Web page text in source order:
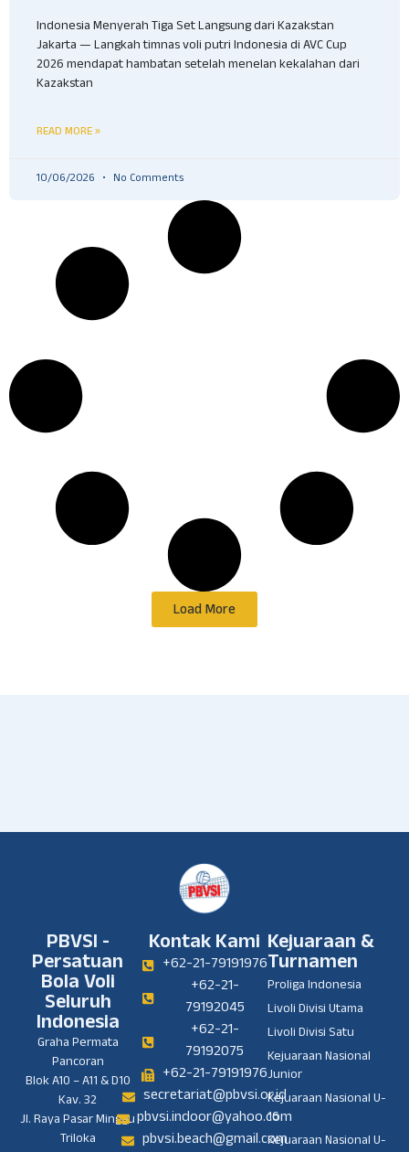
Indonesia Menyerah Tiga Set Langsung dari Kazakstan
Jakarta — Langkah timnas voli putri Indonesia di AVC Cup
2026 mendapat hambatan setelah menelan kekalahan dari
Kazakstan
READ MORE »
10/06/2026 No Comments
Load More
PBVSI -
Persatuan
Bola Voli
Seluruh
Indonesia
Graha Permata
Pancoran
Blok A10 – A11 & D10
Kav. 32
Jl. Raya Pasar Minggu
Triloka
Kontak Kami
+62-21-79191976
+62-21-
79192045
+62-21-
79192075
+62-21-79191976
secretariat@pbvsi.or.id
pbvsi.indoor@yahoo.com
pbvsi.beach@gmail.com
Kejuaraan &
Turnamen
Proliga Indonesia
Livoli Divisi Utama
Livoli Divisi Satu
Kejuaraan Nasional
Junior
Kejuaraan Nasional U-
16
Kejuaraan Nasional U-